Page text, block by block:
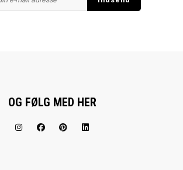
OG FØLG MED HER